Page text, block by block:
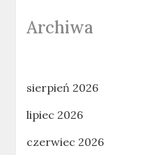
Archiwa
sierpień 2026
lipiec 2026
czerwiec 2026